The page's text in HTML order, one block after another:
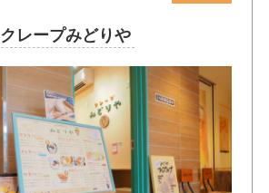
クレープみどりや